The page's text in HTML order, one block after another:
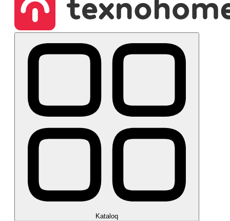
Kataloq